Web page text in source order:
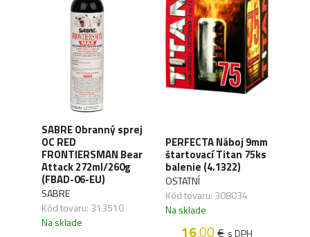
SABRE Obranný sprej
OC RED
FRONTIERSMAN Bear
Attack 272ml/260g
(FBAD-06-EU)
SABRE
Kód tovaru: 313510
Na sklade
PERFECTA Náboj 9mm
štartovací Titan 75ks
balenie (4.1322)
OSTATNÍ
Kód tovaru: 308034
Na sklade
16.00€ s DPH